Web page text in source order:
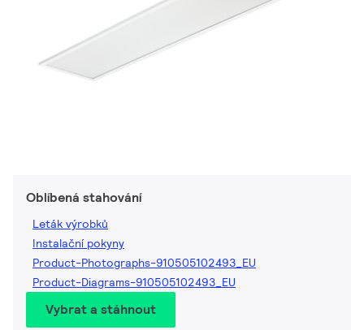
Oblíbená stahování
Leták výrobků
Instalační pokyny
Product-Photographs-910505102493_EU
Product-Diagrams-910505102493_EU
Vybrat a stáhnout